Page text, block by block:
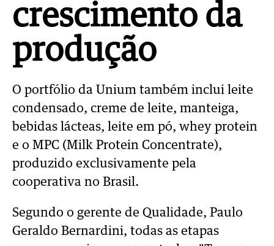
crescimento da
produção
O portfólio da Unium também inclui leite
condensado, creme de leite, manteiga,
bebidas lácteas, leite em pó, whey protein
e o MPC (Milk Protein Concentrate),
produzido exclusivamente pela
cooperativa no Brasil.
Segundo o gerente de Qualidade, Paulo
Geraldo Bernardini, todas as etapas